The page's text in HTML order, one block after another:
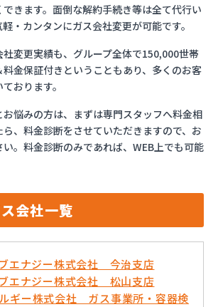
きます。面倒な解約手続き等は全て代行い
・カンタンにガス会社変更が可能です。
変更実績も、グループ全体で150,000世帯
金保証付きということもあり、多くのお客
おります。
悩みの方は、まずは専門スタッフへ料金相
、料金診断をさせていただきますので、お
。料金診断のみであれば、WEB上でも可能
会社一覧
エナジー株式会社 今治支店
エナジー株式会社 松山支店
ギー株式会社 ガス事業所・容器検